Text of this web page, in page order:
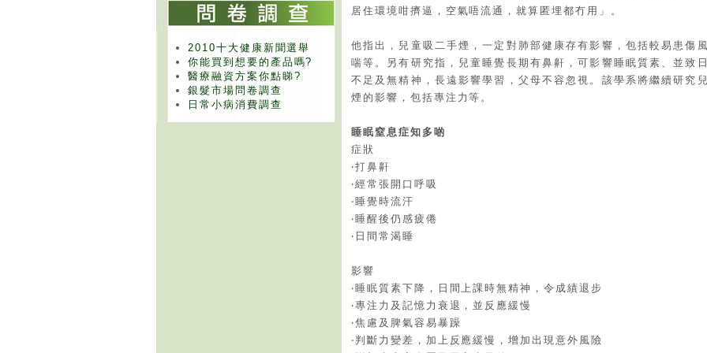
2010十大健康新聞選舉
你能買到想要的產品嗎?
醫療融資方案你點睇?
銀髮市場問卷調查
日常小病消費調查
居住環境咁擠逼，空氣唔流通，就算匿埋都冇用」。
他指出，兒童吸二手煙，一定對肺部健康存有影響，包括較易患傷
喘等。另有研究指，兒童睡覺長期有鼻鼾，可影響睡眠質素、並致
不足及無精神，長遠影響學習，父母不容忽視。該學系將繼續研究
煙的影響，包括專注力等。
睡眠窒息症知多啲
症狀
‧打鼻鼾
‧經常張開口呼吸
‧睡覺時流汗
‧睡醒後仍感疲倦
‧日間常渴睡
影響
‧睡眠質素下降，日間上課時無精神，令成績退步
‧專注力及記憶力衰退，並反應緩慢
‧焦慮及脾氣容易暴躁
‧判斷力變差，加上反應緩慢，增加出現意外風險